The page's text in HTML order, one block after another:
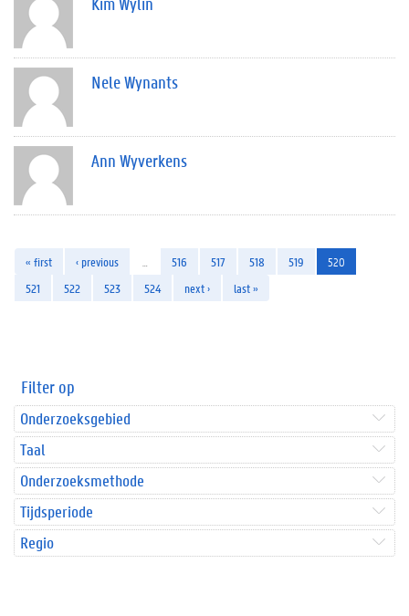
Nele Wynants
Ann Wyverkens
« first ‹ previous 516 517 518 519
520
521
522 523 524 next › last »
Filter op
Onderzoeksgebied
Taal
Onderzoeksmethode
Tijdsperiode
Regio